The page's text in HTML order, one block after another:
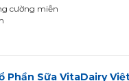
cường miễn
Phần Sữa VitaDairy